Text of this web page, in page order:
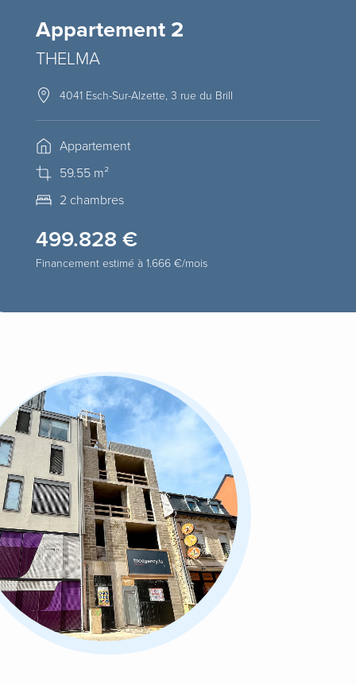
Appartement 2
THELMA
4041 Esch-Sur-Alzette, 3 rue du Brill
Appartement
59.55 m²
2 chambres
499.828 €
Financement estimé à 1.666 €/mois